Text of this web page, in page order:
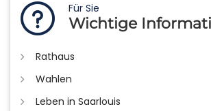
Für Sie
Wichtige
Rathaus
Wahlen
Leben in Saarlouis